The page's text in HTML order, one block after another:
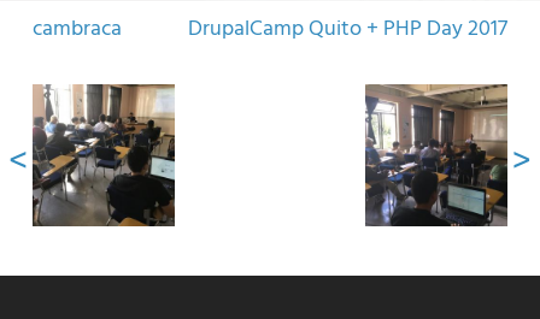
cambraca DrupalCamp Quito + PHP Day 2017